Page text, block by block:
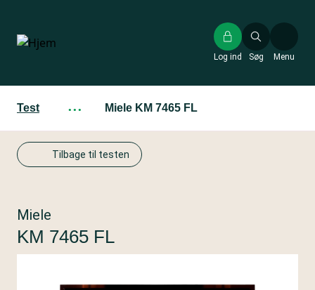
hovedindhold
Søg
Log ind Menu
Test ··· Miele KM 7465 FL
Tilbage til testen
Miele
KM 7465 FL